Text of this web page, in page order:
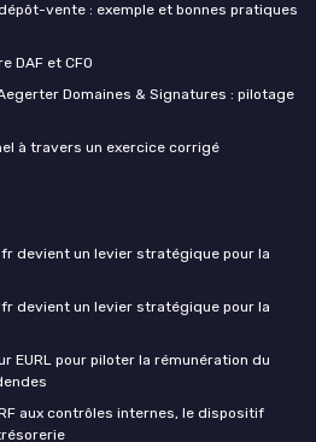
vente : exemple et bonnes pratiques
DAF et CFO
Domaines & Signatures : pilotage
à travers un exercice corrigé
devient un levier stratégique pour la
devient un levier stratégique pour la
EURL pour piloter la rémunération du
aux contrôles internes, le dispositif